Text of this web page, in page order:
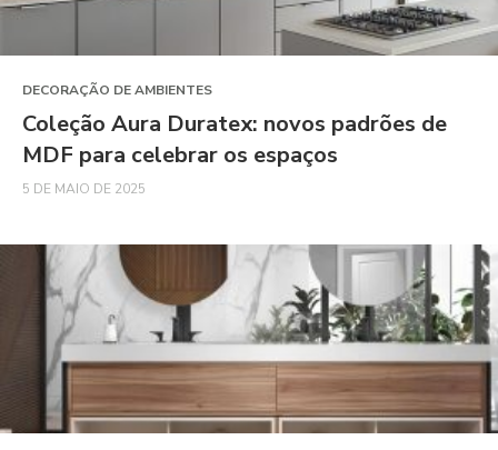
DECORAÇÃO DE AMBIENTES
Coleção Aura Duratex: novos padrões de
MDF para celebrar os espaços
5 DE MAIO DE 2025